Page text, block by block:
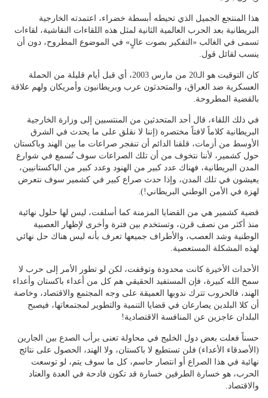
هذا المنتجع الجميل الذي تحيطه أبسطة خضراء، اعتمدته الخارجية
البريطانية بعد الحرب العالمية الثانية لمثل هذه اللقاءات النقاشية، لقاءات
تسمى في الغالب «التفكير بصوت عالٍ» في الموضوع المطروح، دون أن
ينسب لقائل قول.
كان التوقيت هو الـ20 من مارس 2003، أي قبل أيام قليلة من الحملة
العسكرية ضد العراق، والمتحدثون عرب وبريطانيون وأمريكان ولهم علاقة
بالقضية المطروحة.
في ذلك اللقاء، قال أحد المتحدثين من المنتسبين إلى وزارة الخارجية
البريطانية كلاماً لافتاً مختصره (إننا لا نقلق على ما يحدث في الشرق
الأوسط من أزمات، قلقنا الدائم أن تنفجر صراعات ما بين الهند وباكستان
حول كشمير، لأننا نتخوف من أن تلك الصراعات سوف تُسمع في شوارع
المدن البريطانية، فهناك عدد كبير من الهنود وعدد كبير من الباكستانيين،
يعيشون في تلك المدن، وإذا حدث صراع كبير في كشمير سوف نتعرض
لهزة في الأمن الوطني البريطاني!).
قضية كشمير هي من القضايا المزمنة كما أسلفت، ليس لها حلول نهائية
منذ أكثر من نصف قرن، وتستخدم بين فترة وأخرى لإظهار العصبية
الوطنية وشد العصب، والأطراف جميعها تعرف بأنه ليس هناك حل نهائي
لهذه المشكلة المستعصية.
الأحداث الأخيرة كانت محدودة وتوقفت، لكن لو تطور الأمر إلى حرب لا
سمح الله كبيرة، فإن المستفيد الحقيقي هم كل من أعداء باكستان وأعداء
الهند، فالحروب تترك ندوبها العميقة على وجه المجتمع والاقتصاد، وخاصة
أن كلا البلدين يصارعان في قضايا التنمية والتطوير لمجتمعاتها، فيصبح
البلدان عاجزين عن المنافسة الاقتصادية!
حسناً فعلت بعض دول الخليج في محاولة تعنى برأب الصدع بين الجارين
(الأصدقاء الأعداء) فلن تستطيع لا باكستان، ولا الهند، الحصول على نتائج
نهائية في هذا الصراع أو انتصار حاسم، كل ما سوف يتم، لو توسعت
الحرب، هو خسارة الطرفين خسارة قد تكون فادحة في العدة والعتاد
والاقتصاد.